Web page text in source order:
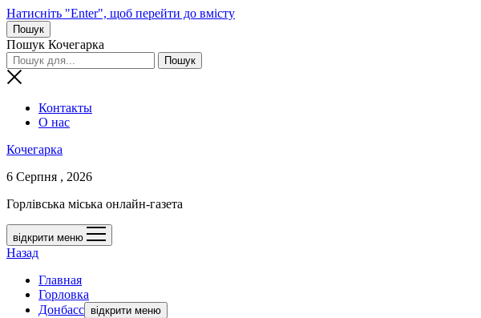
Натисніть "Enter", щоб перейти до вмісту
Пошук
Пошук Кочегарка
Контакты
О нас
Кочегарка
6 Серпня , 2026
Горлівська міська онлайн-газета
відкрити меню
Назад
Главная
Горловка
Донбасс відкрити меню